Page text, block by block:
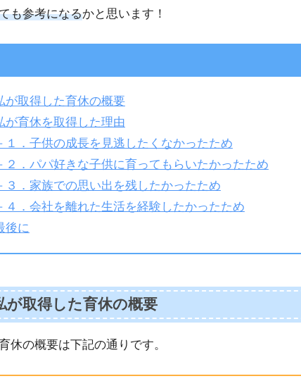
も参考になるかと思います！
が取得した育休の概要
が育休を取得した理由
１．子供の成長を見逃したくなかったため
２．パパ好きな子供に育ってもらいたかったため
３．家族での思い出を残したかったため
４．会社を離れた生活を経験したかったため
後に
が取得した育休の概要
休の概要は下記の通りです。